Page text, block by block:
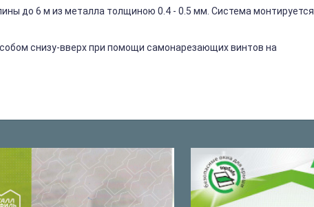
до 6 м из металла толщиною 0.4 - 0.5 мм. Система монтируется
снизу-вверх при помощи самонарезающих винтов на